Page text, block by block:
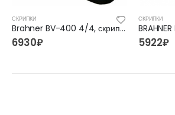
СКРИПКИ
Brahner BV-400 4/4, скрипка
6930₽
СКРИПКИ
5922₽